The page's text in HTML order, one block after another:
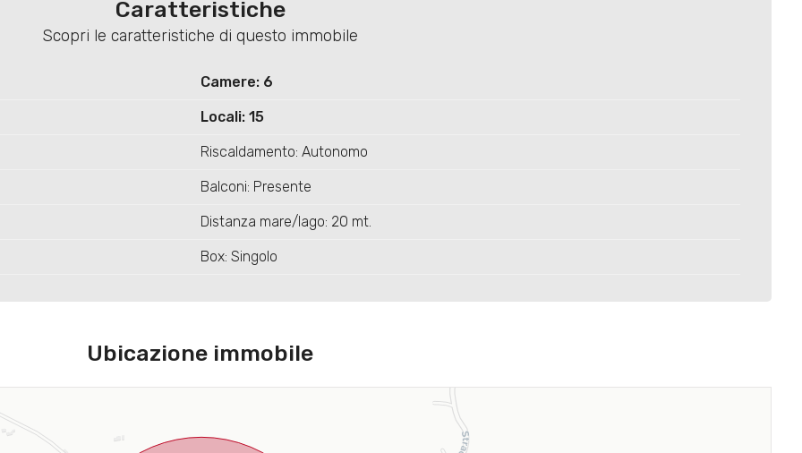
Caratteristiche
Scopri le caratteristiche di questo immobile
Camere: 6
Locali: 15
Riscaldamento: Autonomo
Balconi: Presente
Distanza mare/lago: 20 mt.
Box: Singolo
Ubicazione immobile